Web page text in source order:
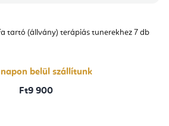
tartó (állvány) terápiás tunerekhez 7 db
belül szállítunk
Ft9 900